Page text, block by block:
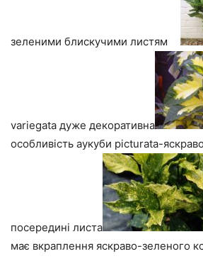
зеленими блискучими листям
variegata дуже декоративна
особливість аукуби picturata-
посередині листа
має вкраплення яскраво-зеленого